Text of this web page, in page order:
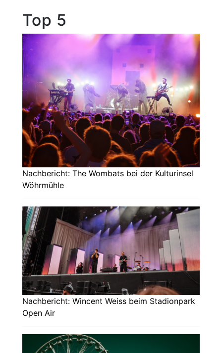
Top 5
Nachbericht: The Wombats bei der Kulturinsel
Wöhrmühle
Nachbericht: Wincent Weiss beim Stadionpark
Open Air